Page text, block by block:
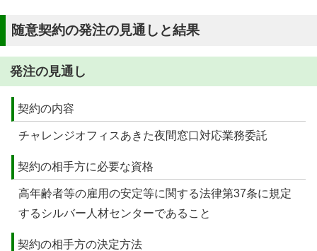
随意契約の発注の見通しと結果
発注の見通し
契約の内容
チャレンジオフィスあきた夜間窓口対応業務委託
契約の相手方に必要な資格
高年齢者等の雇用の安定等に関する法律第37条に規定
するシルバー人材センターであること
契約の相手方の決定方法